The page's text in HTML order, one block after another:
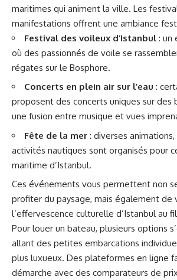
maritimes qui animent la ville. Les
manifestations offrent une ambiance
Festival des voileux d’Istanbul : un
où des passionnés de voile se
régates sur le Bosphore.
Concerts en plein air sur l’eau :
proposent des concerts uniques sur des
une fusion entre musique et vues
Fête de la mer : diverses
activités nautiques sont organisés pour
maritime d’Istanbul.
Ces événements vous permettent non
profiter du paysage, mais également de
l’effervescence culturelle d’Istanbul au
Pour louer un bateau, plusieurs options
allant des petites embarcations
plus luxueux. Des plateformes en ligne
démarche avec des comparateurs de